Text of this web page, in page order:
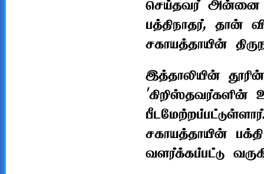
செய்தவர் அன்னை
பத்திநாதர், தான்
சகாயத்தாயின்
இத்தாலியின்
'கிறிஸ்தவர்களின்
சகாயத்தாயின்
வளர்க்கப்பட்டு